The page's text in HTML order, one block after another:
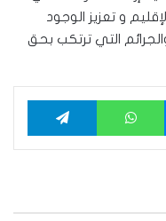
و تعزيز الوجود
التي ترتكب بحق
ماسنجر واتساب